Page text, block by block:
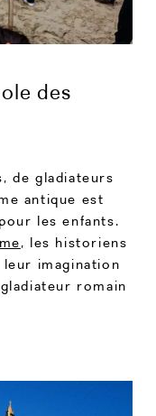
des
de gladiateurs
antique est
les enfants.
, les historiens
imagination
romain